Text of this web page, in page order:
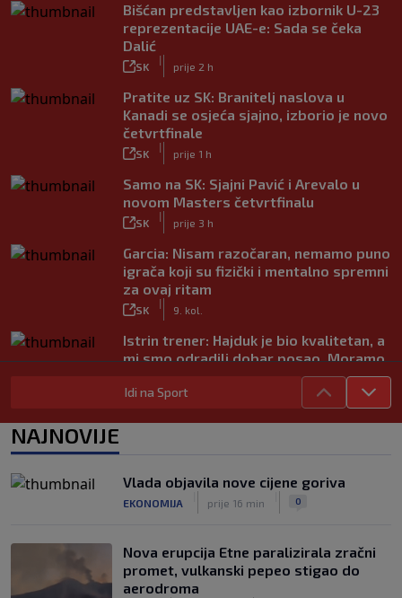
Bišćan predstavljen kao izbornik U-23
reprezentacije UAE-e: Sada se čeka
Dalić
SK
|
prije 2 h
Pratite uz SK: Branitelj naslova u
Kanadi se osjeća sjajno, izborio je novo
četvrtfinale
SK
|
prije 1 h
Samo na SK: Sjajni Pavić i Arevalo u
novom Masters četvrtfinalu
SK
|
prije 3 h
Garcia: Nisam razočaran, nemamo puno
igrača koji su fizički i mentalno spremni
za ovaj ritam
SK
|
9. kol.
Istrin trener: Hajduk je bio kvalitetan, a
mi smo odradili dobar posao. Moramo
SK
|
9. kol.
Juniori Dinama poraženi u finalu
Sjajni Varaždin razbio Slaven u derbiju
Idi na Sport
NAJNOVIJE
Vlada objavila nove cijene goriva
EKONOMIJA prije 16 min 0
Nova erupcija Etne paralizirala zračni
promet, vulkanski pepeo stigao do
aerodroma